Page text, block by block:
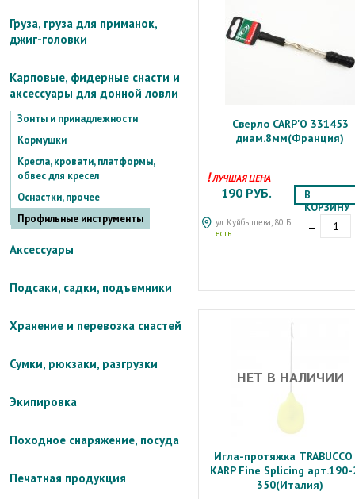
Груза, груза для приманок,
джиг-головки
Карповые, фидерные снасти и
аксессуары для донной ловли
Зонты и принадлежности
Кормушки
Кресла, кровати, платформы,
обвес для кресел
Оснастки, прочее
Профильные инструменты
Аксессуары
Подсаки, садки, подъемники
Хранение и перевозка снастей
Сумки, рюкзаки, разгрузки
Экипировка
Походное снаряжение, посуда
Печатная продукция
Сверло CARP'O 331453
диам.8мм(Франция)
!ЛУЧШАЯ ЦЕНА
190 РУБ.
ул. Куйбышева, 80 Б:
есть
В
КОРЗИНУ
-
НЕТ В НАЛИЧИИ
Игла-протяжка
KARP Fine Splicing
350(Италия)